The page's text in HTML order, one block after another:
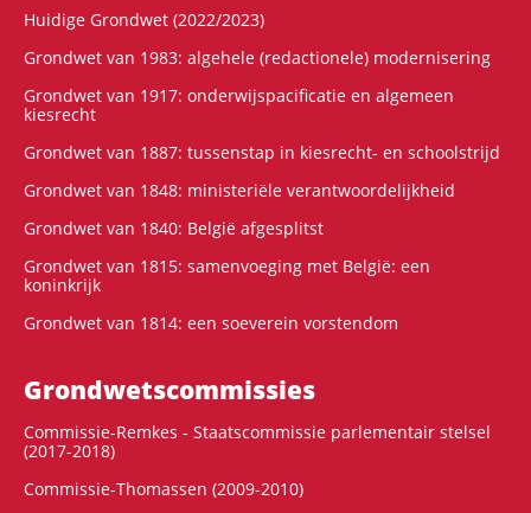
Huidige Grondwet (2022/2023)
Grondwet van 1983: algehele (redactionele) modernisering
Grondwet van 1917: onderwijspacificatie en algemeen
kiesrecht
Grondwet van 1887: tussenstap in kiesrecht- en schoolstrijd
Grondwet van 1848: ministeriële verantwoordelijkheid
Grondwet van 1840: België afgesplitst
Grondwet van 1815: samenvoeging met België: een
koninkrijk
Grondwet van 1814: een soeverein vorstendom
Grondwets­commissies
Commissie-Remkes - Staatscommissie parlementair stelsel
(2017-2018)
Commissie-Thomassen (2009-2010)